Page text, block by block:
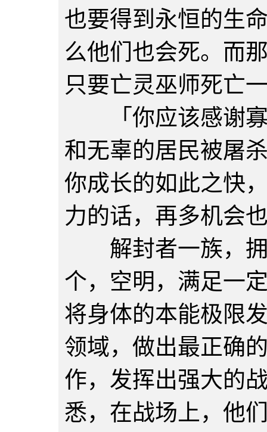
也要得到永恒的生
么他们也会死。而
只要亡灵巫师死亡
「你应该感谢寡
和无辜的居民被屠
你成长的如此之快
力的话，再多机会
解封者一族，拥
个，空明，满足一
将身体的本能极限
领域，做出最正确
作，发挥出强大的
悉，在战场上，他